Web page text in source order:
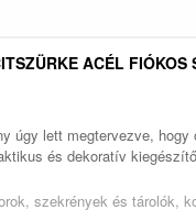
ACÉL FIÓKOS
úgy lett megtervezve, hogy
és dekoratív
szekrények és tárolók,